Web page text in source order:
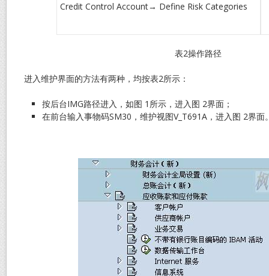
Credit Control Account→ Define Risk Categories
表2操作路径
进入维护界面的方法有两种，均按表2所示：
按后台IMG路径进入，如图 1所示，进入图 2界面；
在前台输入事物码SM30，维护视图V_T691A，进入图 2界面